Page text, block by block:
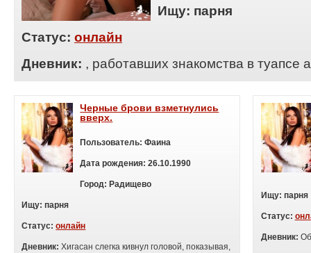
Ищу: парня
Статус: онлайн
Дневник: , работавших знакомства в туапсе
Черные брови взметнулись
вверх.
Пользователь: Фаина
Дата рождения: 26.10.1990
Город: Радищево
Ищу: парня
Статус:онлайн
Дневник:Хигасан слегка кивнул головой, показывая,
Ищу: парня
Статус:
Дневник: